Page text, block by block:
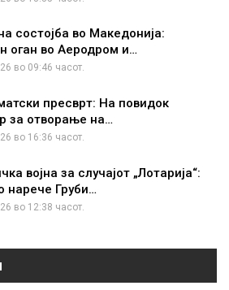
состојба во Македонија:
оган во Аеродром и…
во 09:46 часот.
пресврт: На повидок
за отворање на…
во 16:36 часот.
војна за случајот „Лотарија“:
нарече Груби…
во 12:38 часот.